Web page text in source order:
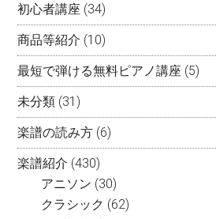
初心者講座 (34)
商品等紹介 (10)
最短で弾ける無料ピアノ講座 (5)
未分類 (31)
楽譜の読み方 (6)
楽譜紹介 (430)
アニソン (30)
クラシック (62)